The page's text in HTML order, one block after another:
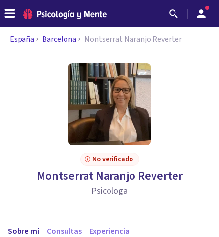
España Barcelona Montserrat Naranjo Reverter
No verificado
Montserrat Naranjo Reverter
Psicologa
Sobre mí Consultas Experiencia